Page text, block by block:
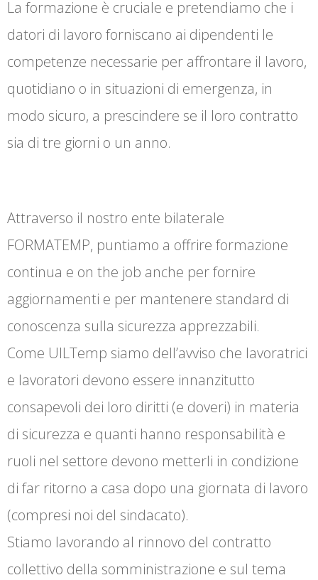
La formazione è cruciale e pretendiamo che i
datori di lavoro forniscano ai dipendenti le
competenze necessarie per affrontare il lavoro,
quotidiano o in situazioni di emergenza, in
modo sicuro, a prescindere se il loro contratto
sia di tre giorni o un anno.
Attraverso il nostro ente bilaterale
FORMATEMP, puntiamo a offrire formazione
continua e on the job anche per fornire
aggiornamenti e per mantenere standard di
conoscenza sulla sicurezza apprezzabili.
Come UILTemp siamo dell’avviso che lavoratrici
e lavoratori devono essere innanzitutto
consapevoli dei loro diritti (e doveri) in materia
di sicurezza e quanti hanno responsabilità e
ruoli nel settore devono metterli in condizione
di far ritorno a casa dopo una giornata di lavoro
(compresi noi del sindacato).
Stiamo lavorando al rinnovo del contratto
collettivo della somministrazione e sul tema